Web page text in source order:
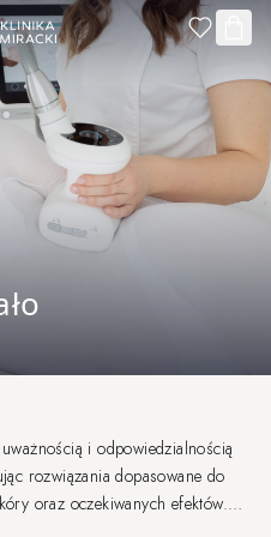
i odpowiedzialnością
rozwiązania dopasowane do
oraz oczekiwanych efektów.
oraz nowoczesnym